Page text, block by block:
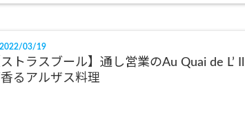
03/19
トラスブール】通し営業のAu Quai de L’
るアルザス料理